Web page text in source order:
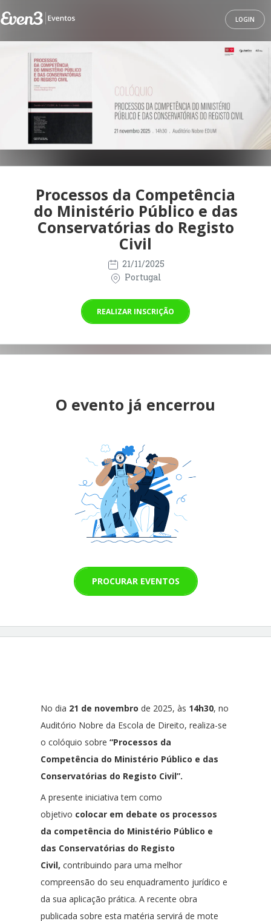
LOGIN
Processos da Competência
do Ministério Público e das
Conservatórias do Registo
Civil
21/11/2025
Portugal
REALIZAR INSCRIÇÃO
O evento já encerrou
PROCURAR EVENTOS
No dia 21 de novembro de 2025, às 14h30, no
Auditório Nobre da Escola de Direito, realiza-se
o colóquio sobre“Processos da
Competência do Ministério Público e das
Conservatórias do Registo Civil”.
A presente iniciativa tem como
objetivo colocar em debate os processos
da competência do Ministério Público e
das Conservatórias do Registo
Civil, contribuindo para uma melhor
compreensão do seu enquadramento jurídico e
da sua aplicação prática.A recente obra
publicada sobre esta matéria servirá de mote